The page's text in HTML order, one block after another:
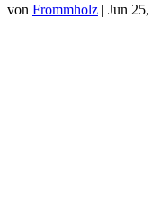
von Frommholz | Jun